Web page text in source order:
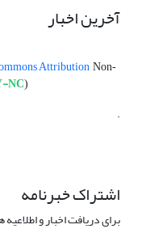
آخرین اخبار
Attribution Non-
NC)
.
اشتراک خبرنامه
برای دریافت اخبار و